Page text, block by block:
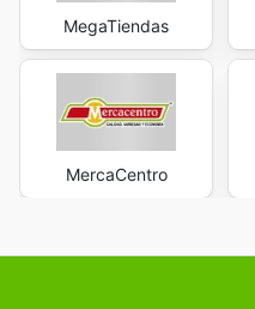
MegaTiendas
MercaCentro